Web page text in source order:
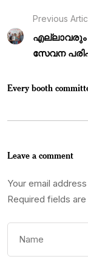
Previous
എല്ലാവരും
സേവന
Every booth
Leave a comment
Your email
Required fields